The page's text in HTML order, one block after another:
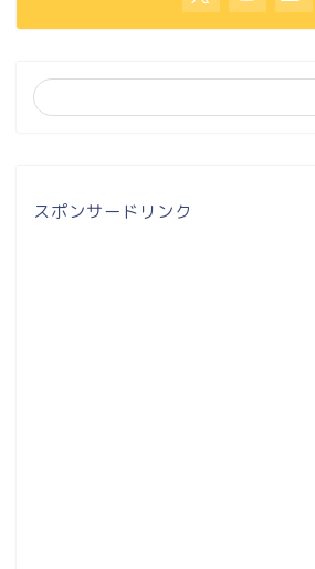
スポンサードリンク